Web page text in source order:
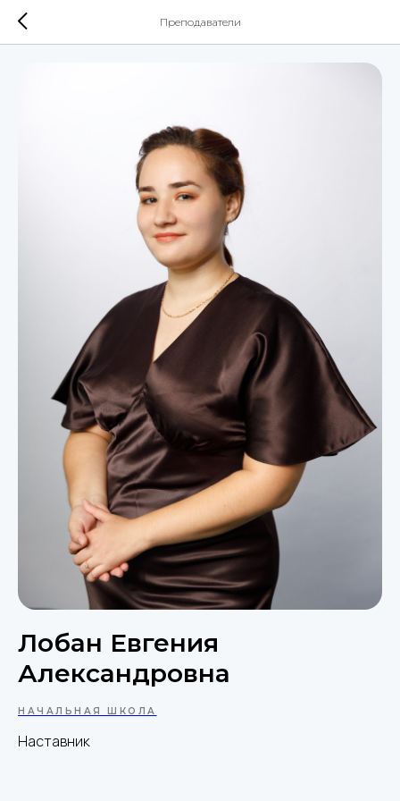
Преподаватели
Лобан Евгения
Александровна
НАЧАЛЬНАЯ ШКОЛА
Наставник